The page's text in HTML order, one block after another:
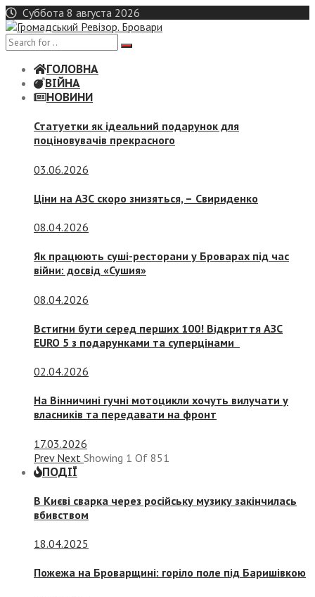
Skip
to
content
Суббота 8 августа 2026
ГОЛОВНА
ВІЙНА
НОВИНИ
Статуетки як ідеальний подарунок для
поціновувачів прекрасного
03.06.2026
Ціни на АЗС скоро знизяться, – Свириденко
08.04.2026
Як працюють суші-ресторани у Броварах під час
війни: досвід «Сушия»
08.04.2026
Встигни бути серед перших 100! Відкриття АЗС
EURO 5 з подарунками та суперцінами
02.04.2026
На Вінничині гучні мотоцикли хочуть вилучати у
власників та передавати на фронт
17.03.2026
Prev Next Showing 1 Of 851
ПОДІЇ
В Києві сварка через російську музику закінчилась
вбивством
18.04.2025
Пожежа на Броварщині: горіло поле під Баришівкою